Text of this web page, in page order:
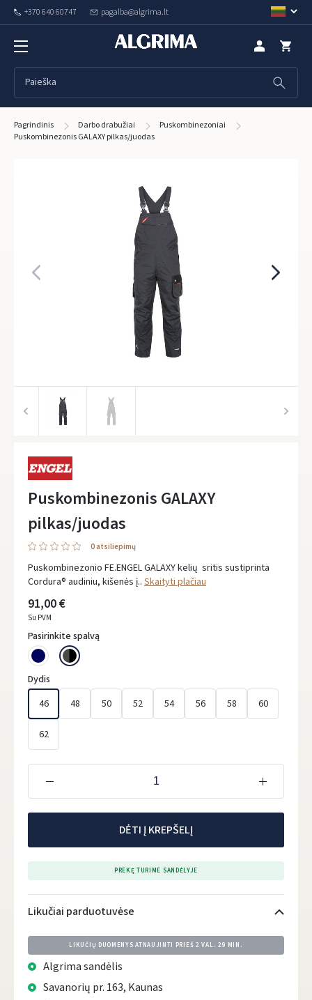
+370 640 60747 pagalba@algrima.lt
Pagrindinis Darbo drabužiai
Puskombinezoniai
Puskombinezonis GALAXY pilkas/juodas
Puskombinezonis GALAXY
pilkas/juodas
0 atsiliepimų
Puskombinezonio FE.ENGEL GALAXY kelių sritis sustiprinta
Cordura® audiniu, kišenės į.. Skaityti plačiau
91,00 €
Su PVM
Pasirinkite spalvą
Dydis
46
48 50 52 54 56 58 60
62
DĖTI Į KREPŠELĮ
PREKĘ TURIME SANDĖLYJE
Likučiai parduotuvėse
LIKUČIŲ DUOMENYS ATNAUJINTI PRIEŠ 2 VAL. 29 MIN.
Algrima sandėlis
Savanorių pr. 163, Kaunas